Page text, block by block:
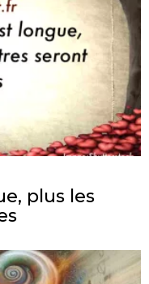
plus les